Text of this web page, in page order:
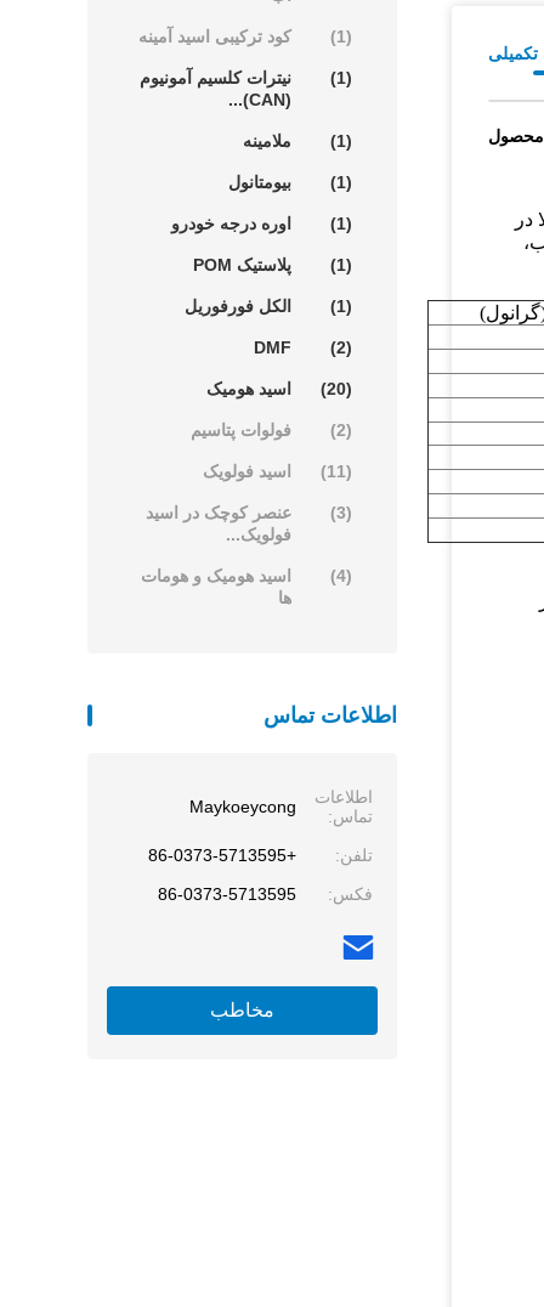
کود ترکیبی اسید آمینه (1)
نیترات کلسیم آمونیوم
(CAN)...
(1)
ملامینه (1)
بیومتانول (1)
اوره درجه خودرو (1)
پلاستیک POM (1)
الکل فورفوریل (1)
DMF (2)
اسید هومیک (20)
فولوات پتاسیم (2)
اسید فولویک (11)
عنصر کوچک در اسید
فولویک...
(3)
اسید هومیک و هومات
ها
(4)
اطلاعات تماس
اطلاعات
تماس:
Maykoeycong
تلفن:
+86-0373-5713595
فکس:
86-0373-5713595
مخاطب
تکمیلی
محصول
در